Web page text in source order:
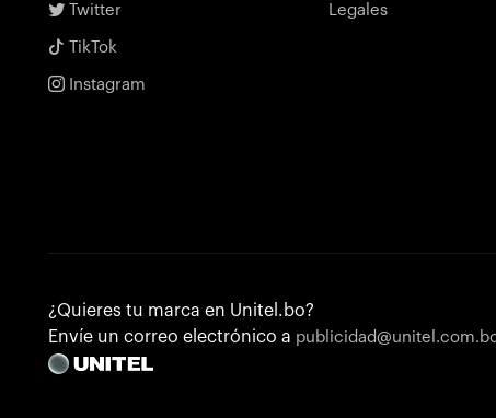
Twitter
TikTok
Instagram
Legales
¿Quieres tu marca en Unitel.bo?
Envíe un correo electrónico a